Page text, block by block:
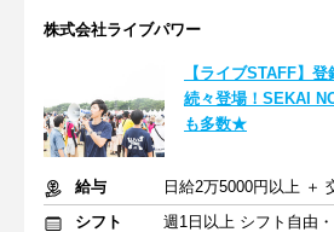
株式会社ライブパワー
【ライブSTAFF】
続々登場！SEKAI
も多数★
給与
日給2万5000円以上 ＋
シフト
週1日以上 シフト自由